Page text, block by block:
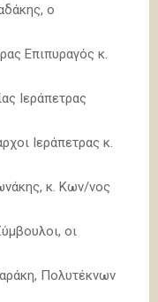
ο
Επιπυραγός κ.
Ιεράπετρας
Ιεράπετρας κ.
κ. Κων/νος
οι
Πολυτέκνων